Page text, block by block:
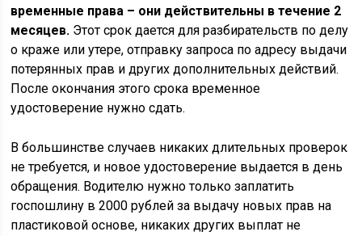
временные права – они действительны в течение 2
месяцев. Этот срок дается для разбирательств по делу
о краже или утере, отправку запроса по адресу выдачи
потерянных прав и других дополнительных действий.
После окончания этого срока временное
удостоверение нужно сдать.
В большинстве случаев никаких длительных проверок
не требуется, и новое удостоверение выдается в день
обращения. Водителю нужно только заплатить
госпошлину в 2000 рублей за выдачу новых прав на
пластиковой основе, никаких других выплат не